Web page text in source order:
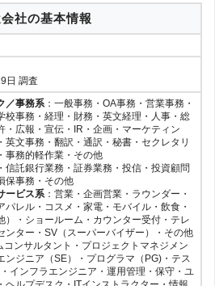
社の基本情報
日 調査
／事務系：一般事務・OA事務・営業事務・
校事務・経理・財務・英文経理・人事・総
・広報・宣伝・IR・企画・マーケティン
英文事務・翻訳・通訳・秘書・セクレタリ
事務的軽作業・その他
信託銀行業務・証券業務・投信・投資顧問
保事務・その他
ービス系：営業・企画営業・ラウンダー・
パレル・コスメ・家電・モバイル・飲食・
）・ショールーム・カウンター受付・テレ
ンター・SV（スーパーバイザー）・その他
コンサルタント・プロジェクトマネジメン
ンジニア（SE）・プログラマ（PG)・テス
インフラエンジニア・運用管理・保守・ユ